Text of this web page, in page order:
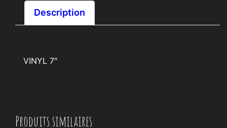
Description
VINYL 7″
Produits similaires